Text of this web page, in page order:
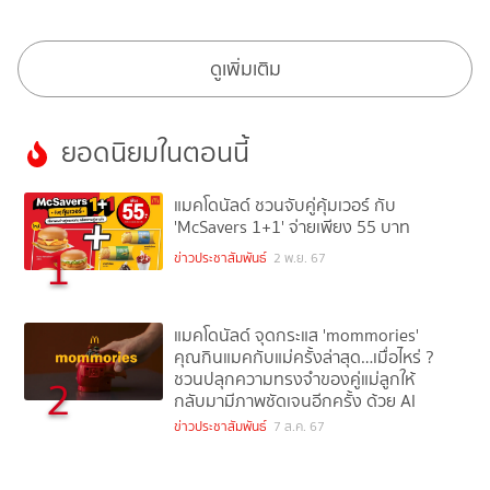
ดูเพิ่มเติม
ยอดนิยมในตอนนี้
1
แมคโดนัลด์ ชวนจับคู่คุ้มเวอร์ กับ
'McSavers 1+1' จ่ายเพียง 55 บาท
ข่าวประชาสัมพันธ์ 2 พ.ย. 67
2
แมคโดนัลด์ จุดกระแส 'mommories'
คุณกินแมคกับแม่ครั้งล่าสุด…เมื่อไหร่ ?
ชวนปลุกความทรงจำของคู่แม่ลูกให้
กลับมามีภาพชัดเจนอีกครั้ง ด้วย AI
ข่าวประชาสัมพันธ์ 7 ส.ค. 67